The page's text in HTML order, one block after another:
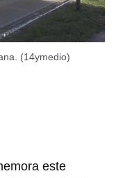
(14ymedio)
este